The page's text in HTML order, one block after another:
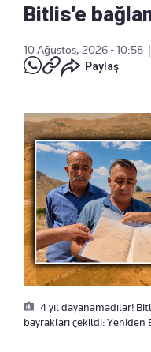
Bitlis'e
10 Ağustos, 2026 - 10:58
Paylaş
4 yıl dayanamadılar!
bayrakları çekildi: Yeniden